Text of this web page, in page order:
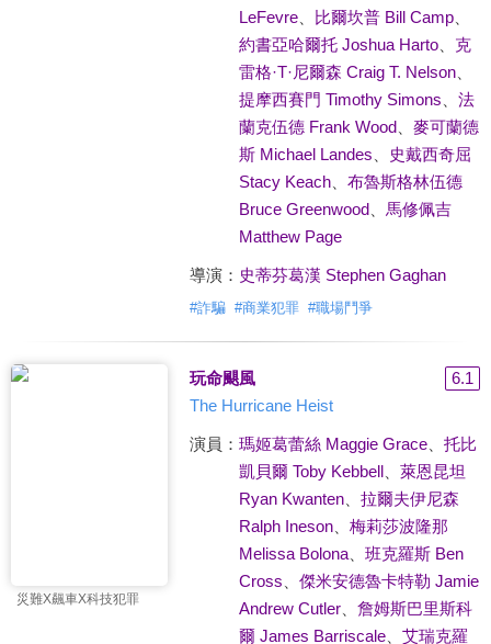
LeFevre、 比爾坎普 Bill Camp、
約書亞哈爾托 Joshua Harto、 克
雷格·T·尼爾森 Craig T. Nelson、
提摩西賽門 Timothy Simons
法
蘭克伍德 Frank Wood、 麥可蘭德
斯 Michael Landes
史戴西奇屈
Stacy Keach、 布魯斯格林伍德
Bruce Greenwood、 馬修佩吉
Matthew Page
導演： 史蒂芬葛漢 Stephen Gaghan
#詐騙 #商業犯罪 #職場鬥爭
災難X飆車X科技犯罪
玩命颶風
6.1
The Hurricane Heist
演員： 瑪姬葛蕾絲 Maggie Grace、 托比
凱貝爾 Toby Kebbell、 萊恩昆坦
Ryan Kwanten、 拉爾夫伊尼森
Ralph Ineson、 梅莉莎波隆那
Melissa Bolona、 班克羅斯 Ben
Cross
傑米安德魯卡特勒 Jamie
Andrew Cutler、 詹姆斯巴里斯科
爾 James Barriscale、 艾瑞克羅